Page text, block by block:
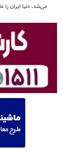
می‌شد، دنیا ایران